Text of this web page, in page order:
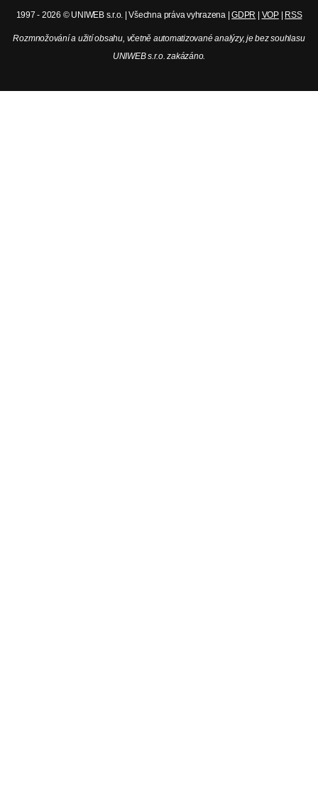
1997 - 2026 © UNIWEB s.r.o. | Všechna práva vyhrazena |GDPR VOP| RSS
Rozmnožování a užití obsahu, včetně automatizované analýzy, je bez souhlasu
UNIWEB s.r.o. zakázáno.